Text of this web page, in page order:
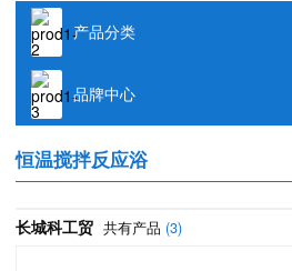
产品分类
品牌中心
恒温搅拌反应浴
长城科工贸 共有产品 (3)